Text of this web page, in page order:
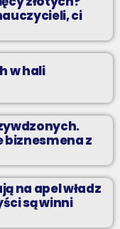
ci
w hali
biznesmena z
na apel władz
są winni